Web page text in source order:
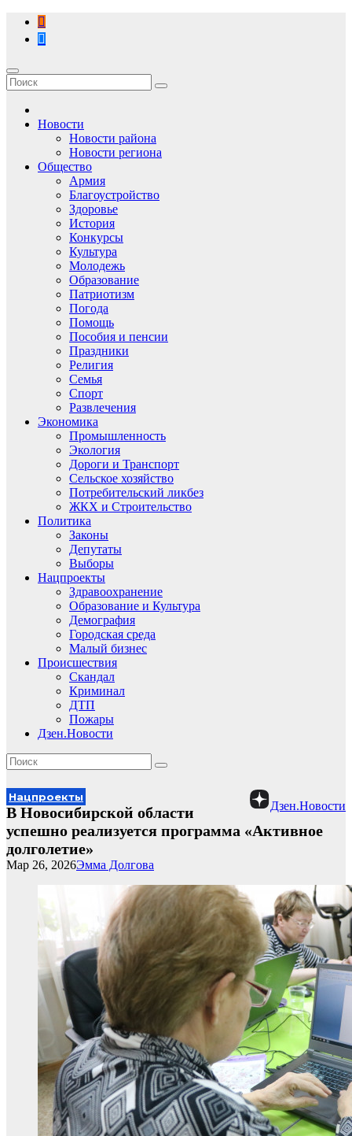
Перейти
содержимому
Новости
Новости района
Новости региона
Общество
Армия
Благоустройство
Здоровье
История
Конкурсы
Культура
Молодежь
Образование
Патриотизм
Погода
Помощь
Пособия и пенсии
Праздники
Религия
Семья
Спорт
Развлечения
Экономика
Промышленность
Экология
Дороги и Транспорт
Сельское хозяйство
Потребительский ликбез
ЖКХ и Строительство
Политика
Законы
Депутаты
Выборы
Нацпроекты
Здравоохранение
Образование и Культура
Демография
Городская среда
Малый бизнес
Происшествия
Скандал
Криминал
ДТП
Пожары
Дзен.Новости
Дзен.Новости
Нацпроекты
В Новосибирской области
успешно реализуется программа «Активное
долголетие»
Эмма Долгова
Мар 26, 2026